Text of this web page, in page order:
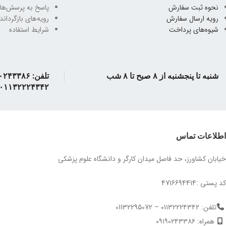
جلد کتاب
تعداد صفحه
جلد کتاب
پاسخ به
رویه‌های
شرایط استفاده
نحوه ثبت سفارش
رویه ارسال سفارش
شیوه‌های پرداخت
شنبه تا پنجشنبه از ۸ صبح تا ۸ شب
اطلاعات تماس
خیابان کشاورز، حد فاصل میدان کارگر و دانشگاه علوم پزشکی
کد پستی :4716694414
تلفن: ۰۱۱۳۲۲۲۴۳۴۲ – 01132295072
همراه: ۰۹۱۹۰۲۴۳۳۸۶